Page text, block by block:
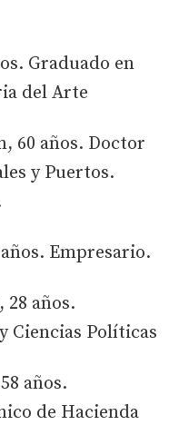
Graduado en
del Arte
60 años. Doctor
y Puertos.
Empresario.
28 años.
Ciencias Políticas
años.
de Hacienda